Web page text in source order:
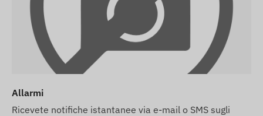
Allarmi
Ricevete notifiche istantanee via e-mail o SMS sugli